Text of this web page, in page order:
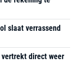
slaat verrassend
direct weer